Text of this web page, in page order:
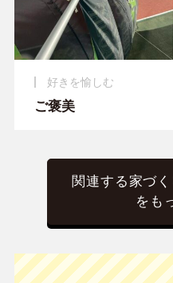
好きを愉しむ
ご褒美
関連する家づ
をも